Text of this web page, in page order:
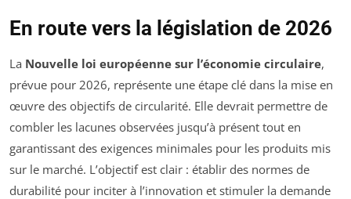
En route vers la législation de 2026
La Nouvelle loi européenne sur l’économie circulaire,
prévue pour 2026, représente une étape clé dans la mise en
œuvre des objectifs de circularité. Elle devrait permettre de
combler les lacunes observées jusqu’à présent tout en
garantissant des exigences minimales pour les produits mis
sur le marché. L’objectif est clair : établir des normes de
durabilité pour inciter à l’innovation et stimuler la demande